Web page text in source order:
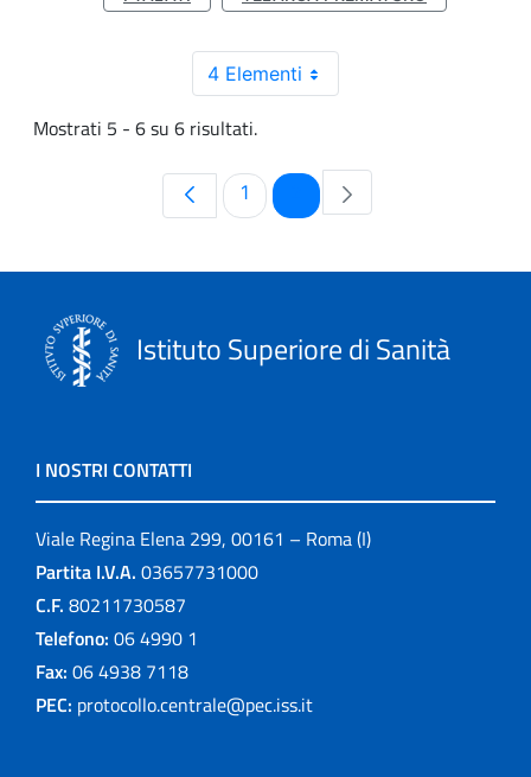
4 Elementi
Mostrati 5 - 6 su 6 risultati.
Pagina
1 Pagina
Istituto Superiore di Sanità
I NOSTRI CONTATTI
Viale Regina Elena 299, 00161 – Roma (I)
Partita I.V.A. 03657731000
C.F. 80211730587
Telefono: 06 4990 1
Fax: 06 4938 7118
PEC: protocollo.centrale@pec.iss.it